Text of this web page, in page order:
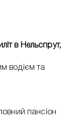
в Нельспрут,
водієм та
пансіон